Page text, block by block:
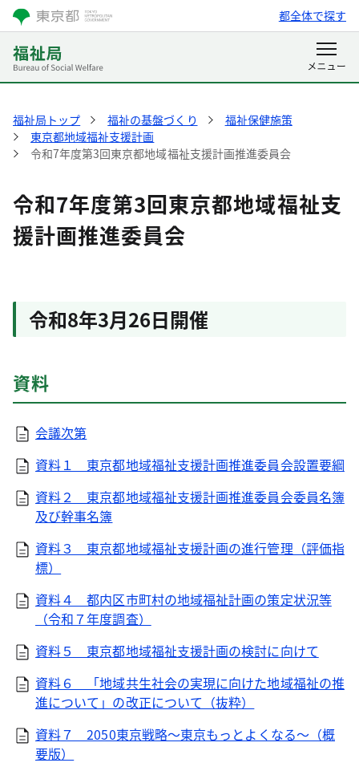
都全体で探す
福祉局トップ 福祉の基盤づくり
福祉保健施策
東京都地域福祉支援計画
令和7年度第3回東京都地域福祉支援計画推進委員会
令和7年度第3回東京都地域福祉支
援計画推進委員会
令和8年3月26日開催
資料
会議次第
資料１ 東京都地域福祉支援計画推進委員会設置要綱
資料２ 東京都地域福祉支援計画推進委員会委員名簿
及び幹事名簿
資料３ 東京都地域福祉支援計画の進行管理（評価指
標）
資料４ 都内区市町村の地域福祉計画の策定状況等
（令和７年度調査）
資料５ 東京都地域福祉支援計画の検討に向けて
資料６ 「地域共生社会の実現に向けた地域福祉の推
進について」の改正について（抜粋）
資料７ 2050東京戦略～東京もっとよくなる～（概
要版）